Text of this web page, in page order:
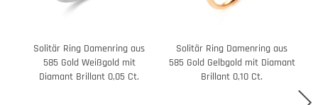
Solitär Ring Damenring aus
585 Gold Weißgold mit
Diamant Brillant 0,05 Ct.
Solitär Ring Damenring aus
585 Gold Gelbgold mit Diamant
Brillant 0,10 Ct.